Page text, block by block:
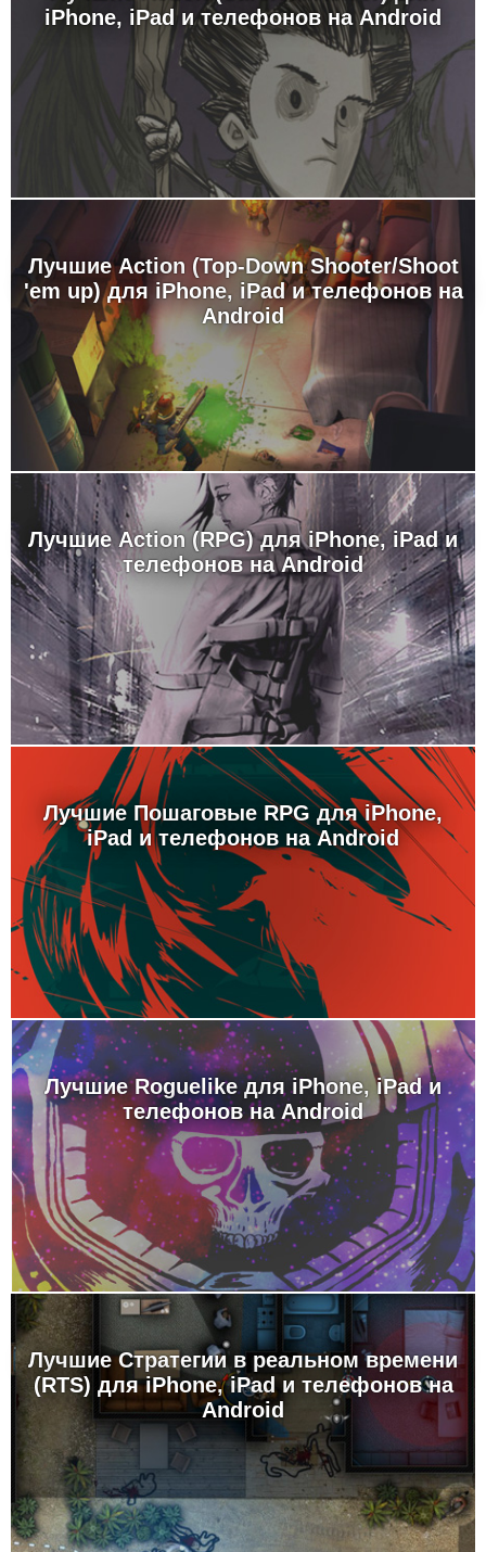
iPhone, iPad и телефонов на Android
Лучшие Action (Top-Down Shooter/Shoot
'em up) для iPhone, iPad и телефонов на
Android
Лучшие Action (RPG) для iPhone, iPad и
телефонов на Android
Лучшие Пошаговые RPG для iPhone,
iPad и телефонов на Android
Лучшие Roguelike для iPhone, iPad и
телефонов на Android
Лучшие Стратегии в реальном времени
(RTS) для iPhone, iPad и телефонов на
Android